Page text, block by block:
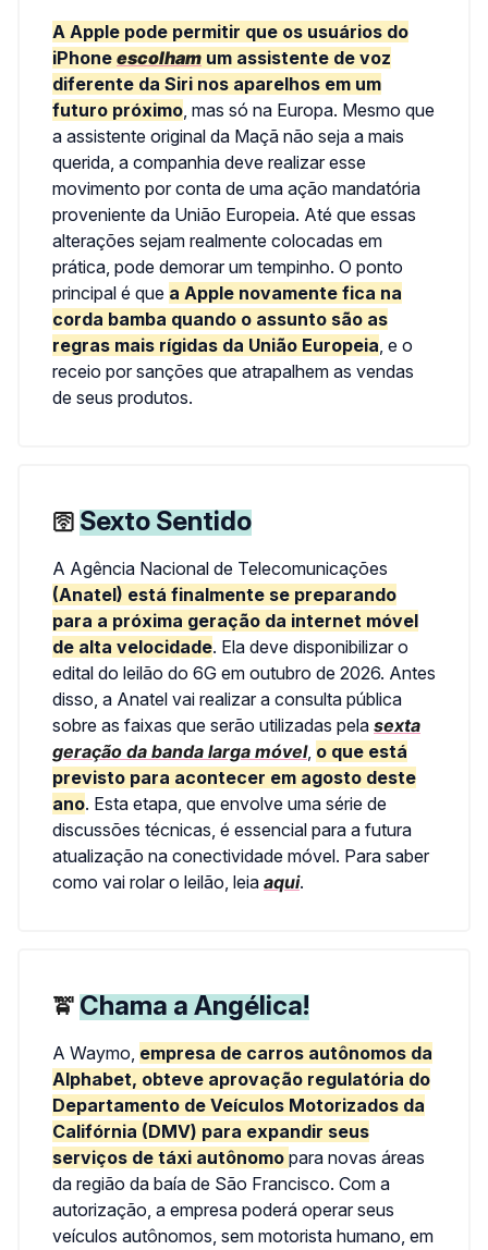
A Apple pode permitir que os usuários do
iPhone escolham um assistente de voz
diferente da Siri nos aparelhos em um
futuro próximo, mas só na Europa. Mesmo que
a assistente original da Maçã não seja a mais
querida, a companhia deve realizar esse
movimento por conta de uma ação mandatória
proveniente da União Europeia. Até que essas
alterações sejam realmente colocadas em
prática, pode demorar um tempinho. O ponto
principal é que a Apple novamente fica na
corda bamba quando o assunto são as
regras mais rígidas da União Europeia, e o
receio por sanções que atrapalhem as vendas
de seus produtos.
🛜 Sexto Sentido
A Agência Nacional de Telecomunicações
(Anatel) está finalmente se preparando
para a próxima geração da internet móvel
de alta velocidade. Ela deve disponibilizar o
edital do leilão do 6G em outubro de 2026. Antes
disso, a Anatel vai realizar a consulta pública
sobre as faixas que serão utilizadas pela sexta
geração da banda larga móvel, o que está
previsto para acontecer em agosto deste
ano. Esta etapa, que envolve uma série de
discussões técnicas, é essencial para a futura
atualização na conectividade móvel. Para saber
como vai rolar o leilão, leia aqui.
🚖 Chama a Angélica!
A Waymo, empresa de carros autônomos da
Alphabet, obteve aprovação regulatória do
Departamento de Veículos Motorizados da
Califórnia (DMV) para expandir seus
serviços de táxi autônomo para novas áreas
da região da baía de São Francisco. Com a
autorização, a empresa poderá operar seus
veículos autônomos, sem motorista humano, em